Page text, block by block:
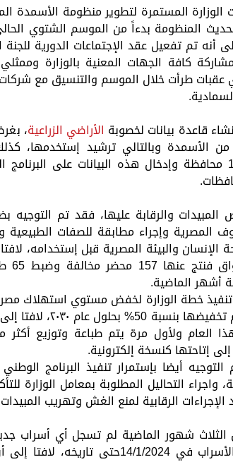
المستمرة لتطوير منظومة الأسمدة
أنه تم تفعيل عقد الإجتماعات الدورية
حتى سبتمبر2024 بمشاركة كافة الجهات المعنية
طرأت خلال الموسم والتنسيق مع شركات
قاعدة بيانات لخصوبة الأراضي الزراعية،
من الأسمدة وبالتالي ترشيد إستخدمها،
الأراضي المدروسة في 12 محافظة وإدخال هذه البيانات
والرقابة عليها، فقد تم التوجيه
المصرية وإجراء مطابقة للصفات الطبيعية
والبيئة المصرية قبل إستخدامه،
أشهر الماضية.
تنفيذ خطة الوزارة لخفض مستوي استهلاك
بالمبيدات الحيوية
إلى إتاحتها كنسخة إلكترونية.
التوجيه أيضا بإستمرار تنفيذ البرنامج
واجراء التحاليل المطلوبة بمعامل الوزارة
الرقابية لمنع الغش وتهريب
الثلاث شهور الماضية لم تسجل أي أسراب
الأسراب منذ بداية وجود الأسراب في 14/